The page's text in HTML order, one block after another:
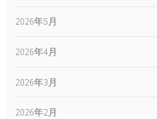
2026年5月
2026年4月
2026年3月
2026年2月